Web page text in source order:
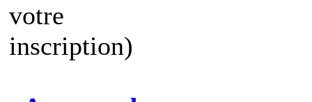
votre
inscription)